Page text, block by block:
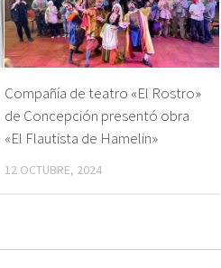
Compañía de teatro «El Rostro»
de Concepción presentó obra
«El Flautista de Hamelin»
12 OCTUBRE, 2024